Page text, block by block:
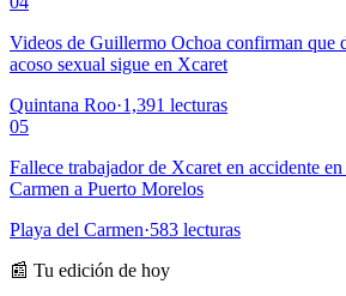
Videos de Guillermo Ochoa confirman que
acoso sexual sigue en Xcaret
Quintana Roo·1,391 lecturas
05
Fallece trabajador de Xcaret en accidente
Carmen a Puerto Morelos
Playa del Carmen·583 lecturas
📰 Tu edición de hoy